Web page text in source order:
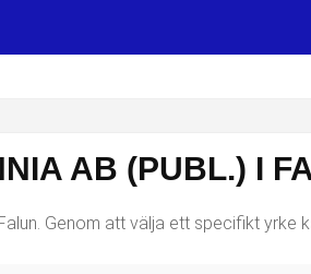
AB (PUBL.) I
Genom att välja ett specifikt yrke